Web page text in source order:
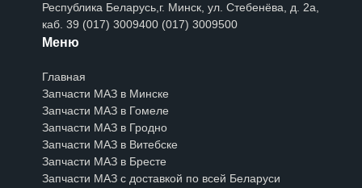
Республика Беларусь,г. Минск, ул. Стебенёва, д. 2a,
каб. 39 (017) 3009400 (017) 3009500
Меню
Главная
Запчасти МАЗ в Минске
Запчасти МАЗ в Гомеле
Запчасти МАЗ в Гродно
Запчасти МАЗ в Витебске
Запчасти МАЗ в Бресте
Запчасти МАЗ с доставкой по всей Беларуси